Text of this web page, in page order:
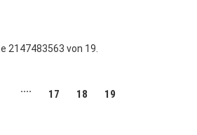
2147483563 von 19.
.... 17 18 19